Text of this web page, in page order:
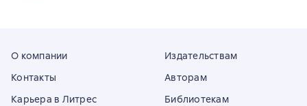
О компании
Контакты
Карьера в Литрес
Издательствам
Авторам
Библиотекам